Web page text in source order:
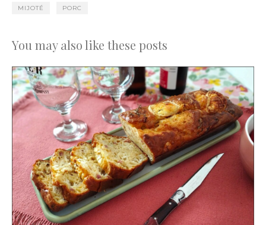
MIJOTÉ PORC
You may also like these posts